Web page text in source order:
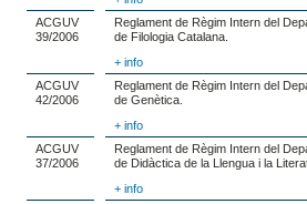
ACGUV
39/2006
Reglament de Règim Intern del
de Filologia Catalana.
+ info
ACGUV
42/2006
Reglament de Règim Intern del
de Genètica.
+ info
ACGUV
37/2006
Reglament de Règim Intern del
de Didàctica de la Llengua i la
+ info